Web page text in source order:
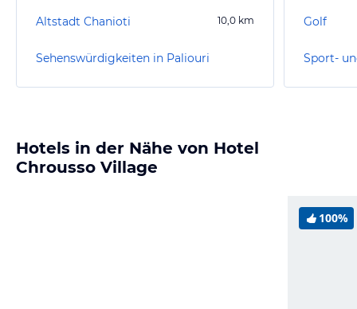
Altstadt Chanioti 10,0 km
Sehenswürdigkeiten in Paliouri
Golf
Sport-
Hotels in der Nähe von Hotel
Chrousso Village
100%